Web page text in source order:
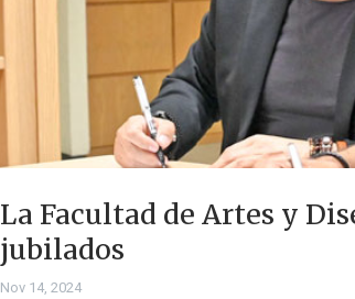
La Facultad de Artes y
jubilados
Nov 14, 2024